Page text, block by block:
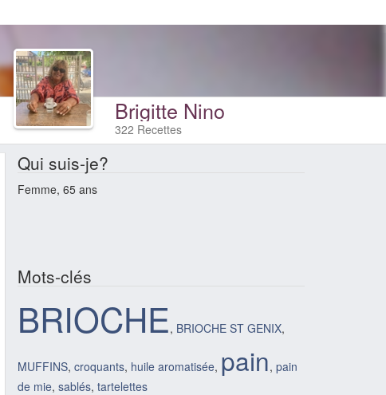
Brigitte Nino
322 Recettes
Qui suis-je?
Femme, 65 ans
Mots-clés
BRIOCHE, BRIOCHE ST GENIX,
MUFFINS, croquants, huile aromatisée, pain, pain
de mie, sablés, tartelettes